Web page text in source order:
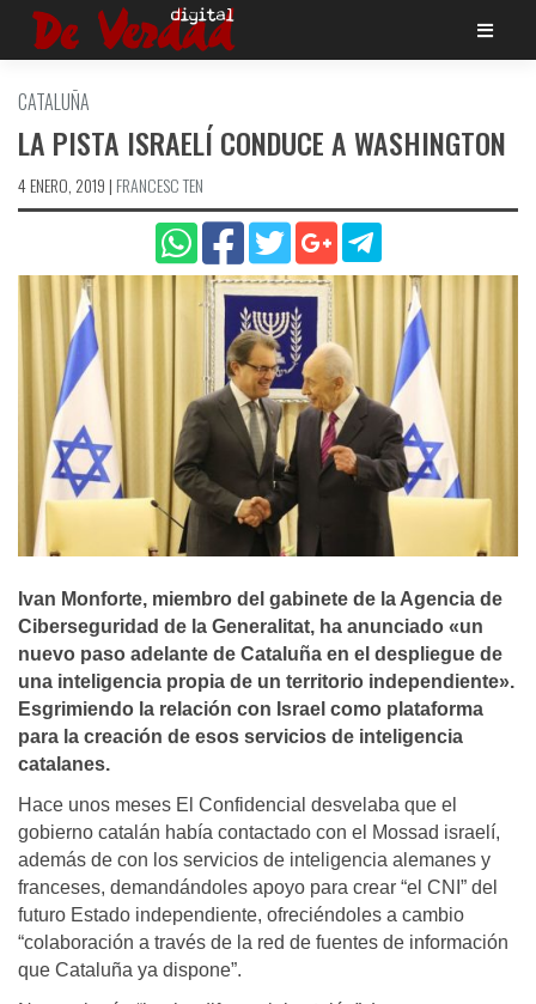
Saltar
CATALUÑA
LA PISTA ISRAELÍ­ CONDUCE A WASHINGTON
4 ENERO, 2019 | FRANCESC TEN
Ivan Monforte, miembro del gabinete de la Agencia de
Ciberseguridad de la Generalitat, ha anunciado «un
nuevo paso adelante de Cataluña en el despliegue de
una inteligencia propia de un territorio independiente».
Esgrimiendo la relación con Israel como plataforma
para la creación de esos servicios de inteligencia
catalanes.
Hace unos meses El Confidencial desvelaba que el
gobierno catalán había contactado con el Mossad israelí,
además de con los servicios de inteligencia alemanes y
franceses, demandándoles apoyo para crear “el CNI” del
futuro Estado independiente, ofreciéndoles a cambio
“colaboración a través de la red de fuentes de información
que Cataluña ya dispone”.